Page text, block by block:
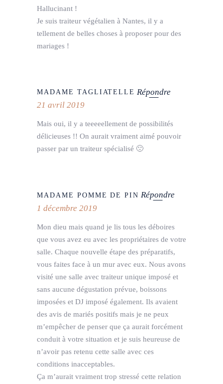
Hallucinant !
Je suis traiteur végétalien à Nantes, il y a
tellement de belles choses à proposer pour des
mariages !
MADAME TAGLIATELLE Répondre
21 avril 2019
Mais oui, il y a teeeeellement de possibilités
délicieuses !! On aurait vraiment aimé pouvoir
passer par un traiteur spécialisé 🙁
MADAME POMME DE PIN Répondre
1 décembre 2019
Mon dieu mais quand je lis tous les déboires
que vous avez eu avec les propriétaires de votre
salle. Chaque nouvelle étape des préparatifs,
vous faites face à un mur avec eux. Nous avons
visité une salle avec traiteur unique imposé et
sans aucune dégustation prévue, boissons
imposées et DJ imposé également. Ils avaient
des avis de mariés positifs mais je ne peux
m’empêcher de penser que ça aurait forcément
conduit à votre situation et je suis heureuse de
n’avoir pas retenu cette salle avec ces
conditions inacceptables.
Ça m’aurait vraiment trop stressé cette relation